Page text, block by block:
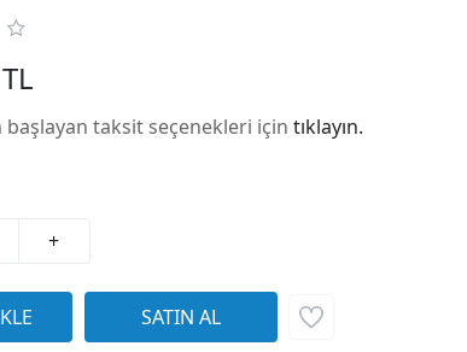
başlayan taksit seçenekleri için tıklayın.
+